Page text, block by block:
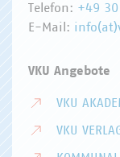
Telefon: +49
E-Mail:
VKU Angebote
VKU
VKU